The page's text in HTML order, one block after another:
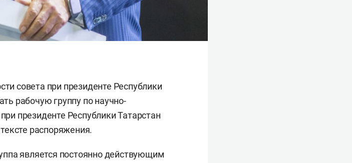
совета при президенте Республики
рабочую группу по научно-
президенте Республики Татарстан
распоряжения.
является постоянно действующим